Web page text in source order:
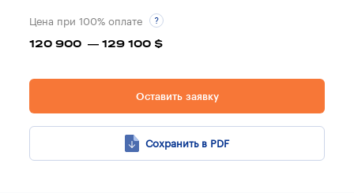
Цена при 100% оплате
120 900 — 129 100 $
Оставить заявку
Сохранить в PDF